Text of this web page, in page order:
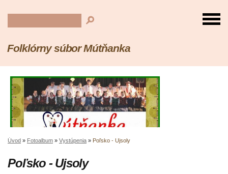
Folklórny súbor Mútňanka
Úvod » Fotoalbum » Vystúpenia » Poľsko - Ujsoly
Poľsko - Ujsoly